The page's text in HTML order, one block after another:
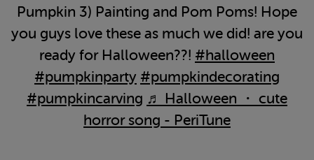
Pumpkin 3) Painting and Pom Poms! Hope
you guys love these as much we did! are you
ready for Halloween??! #halloween
#pumpkinparty #pumpkindecorating
#pumpkincarving ♬ Halloween ・ cute
horror song - PeriTune